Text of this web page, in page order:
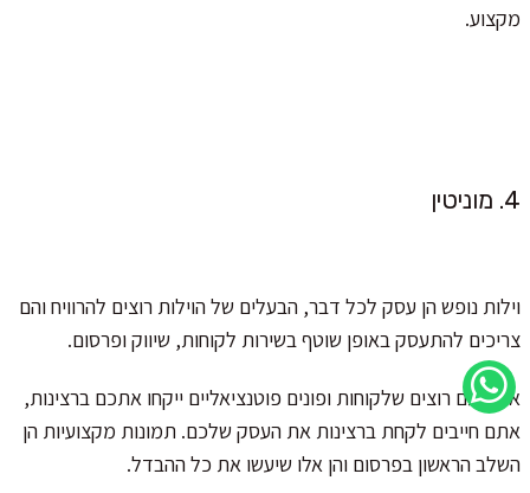
מקצוע.
4. מוניטין
וילות נופש הן עסק לכל דבר, הבעלים של הוילות רוצים להרוויח והם
צריכים להתעסק באופן שוטף בשירות לקוחות, שיווק ופרסום.
אם אתם רוצים שלקוחות ופונים פוטנציאליים ייקחו אתכם ברצינות,
אתם חייבים לקחת ברצינות את העסק שלכם. תמונות מקצועיות הן
השלב הראשון בפרסום והן אלו שיעשו את כל ההבדל.